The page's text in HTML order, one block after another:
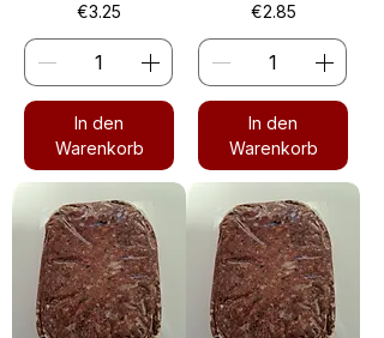
Preis
€3.25
In den
Warenkorb
Preis
€2.85
In den
Warenkorb